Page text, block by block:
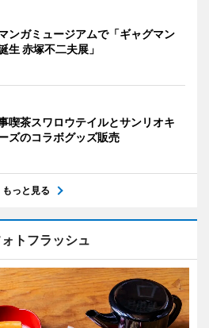
ンガミュージアムで「ギャグマン
生 赤塚不二夫展」
喫茶スワロウテイルとサンリオキ
ズのコラボグッズ販売
もっと見る
トフラッシュ